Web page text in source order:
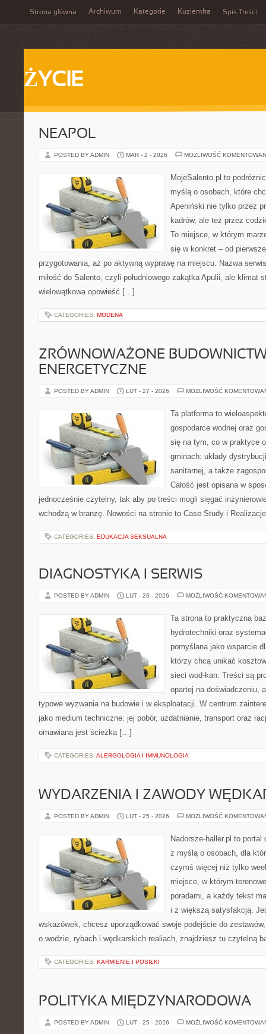
Strona główna Archiwum Kategorie Kuziemka Spis Treści
ŻYCIE
NEAPOL
POSTED BY ADMIN MAR - 2 - 2026 MOŻLIWOŚĆ
MojeSalento.pl to
myślą o osobach, które
Apeniński nie tylko przez
kadrów, ale też przez
To miejsce, w którym
się w konkret – od
przygotowania, aż po aktywną wyprawę na miejscu. Nazwa
miłość do Salento, czyli południowego zakątka Apulii, ale klimat
wielowątkowa opowieść […]
CATEGORIES: MODENA
ZRÓWNOWAŻONE
ENERGETYCZNE
POSTED BY ADMIN LUT - 27 - 2026 MOŻLIWOŚĆ
Ta platforma to
gospodarce wodnej oraz
się na tym, co w praktyce
gminach: układy
sanitarnej, a także
Całość jest opisana w
jednocześnie czytelny, tak aby po treści mogli sięgać
wchodzą w branżę. Nowości na stronie to Case Study i
CATEGORIES: EDUKACJA SEKSUALNA
DIAGNOSTYKA I SERWIS
POSTED BY ADMIN LUT - 26 - 2026 MOŻLIWOŚĆ
Ta strona to praktyczna
hydrotechniki oraz
pomyślana jako wsparcie
którzy chcą unikać
sieci wod-kan. Treści są
opartej na doświadczeniu,
typowe wyzwania na budowie i w eksploatacji. W centrum
jako medium techniczne: jej pobór, uzdatnianie, transport oraz
omawiana jest ścieżka […]
CATEGORIES: ALERGOLOGIA I IMMUNOLOGIA
WYDARZENIA I ZAWODY
POSTED BY ADMIN LUT - 25 - 2026 MOŻLIWOŚĆ
Nadorsze-haller.pl to portal
z myślą o osobach, dla
czymś więcej niż tylko
miejsce, w którym
poradami, a każdy tekst
i z większą satysfakcją.
wskazówek, chcesz uporządkować swoje podejście do
o wodzie, rybach i wędkarskich realiach, znajdziesz tu czytelną
CATEGORIES: KARMIENIE I POSIŁKI
POLITYKA MIĘDZYNARODOWA
POSTED BY ADMIN LUT - 25 - 2026 MOŻLIWOŚĆ